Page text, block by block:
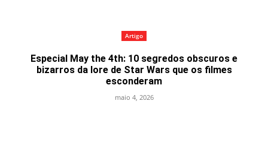
Artigo
Especial May the 4th: 10 segredos obscuros e
bizarros da lore de Star Wars que os filmes
esconderam
maio 4, 2026